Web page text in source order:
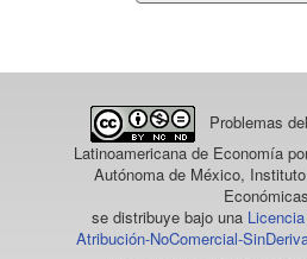
un
Problemas
Latinoamericana de Economía
Autónoma de México,
Económicas
se distribuye bajo una
Atribución-NoComercial-